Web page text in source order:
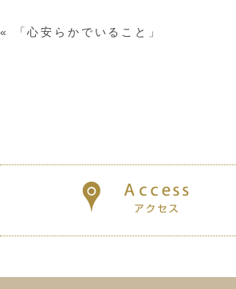
« 「心安らかでいること」